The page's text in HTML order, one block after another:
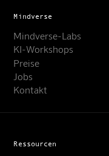
Mindverse
Mindverse-Labs
KI-Workshops
Preise
Jobs
Kontakt
Ressourcen